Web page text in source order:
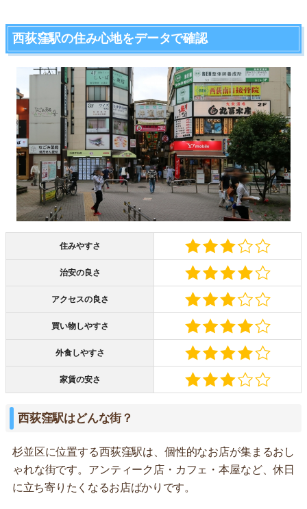
西荻窪駅の住み心地をデータで確認
住みやすさ
治安の良さ
アクセスの良さ
買い物しやすさ
外食しやすさ
家賃の安さ
西荻窪駅はどんな街？
杉並区に位置する西荻窪駅は、個性的なお店が集まるおし
ゃれな街です。アンティーク店・カフェ・本屋など、休日
に立ち寄りたくなるお店ばかりです。